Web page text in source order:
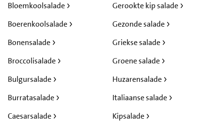
Bloemkoolsalade
Boerenkoolsalade
Bonensalade
Broccolisalade
Bulgursalade
Burratasalade
Caesarsalade
Gerookte kip salade
Gezonde salade
Griekse salade
Groene salade
Huzarensalade
Italiaanse salade
Kipsalade